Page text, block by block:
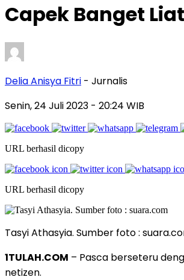
Capek Banget
Delia Anisya Fitri - Jurnalis
Senin, 24 Juli 2023 - 20:24 WIB
URL berhasil dicopy
URL berhasil dicopy
Tasyi Athasyia. Sumber foto :
1TULAH.COM – Pasca berseteru
netizen.